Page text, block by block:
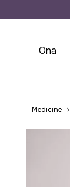
Ona
Medicine